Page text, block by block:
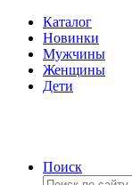
Каталог
Новинки
Мужчины
Женщины
Дети
Поиск